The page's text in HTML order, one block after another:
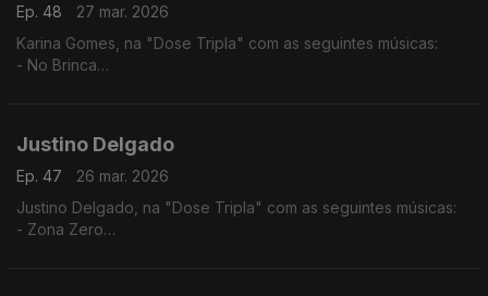
Ep. 48
27 mar. 2026
Karina Gomes, na "Dose Tripla" com as seguintes músicas:
- No Brinca
Justino Delgado
Ep. 47
26 mar. 2026
Justino Delgado, na "Dose Tripla" com as seguintes músicas:
- Zona Zero